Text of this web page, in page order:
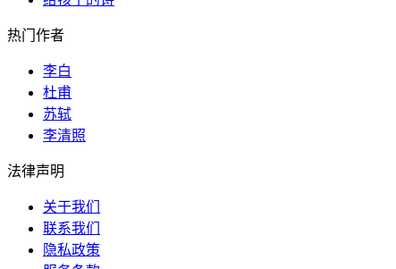
热门作者
李白
杜甫
苏轼
李清照
法律声明
关于我们
联系我们
隐私政策